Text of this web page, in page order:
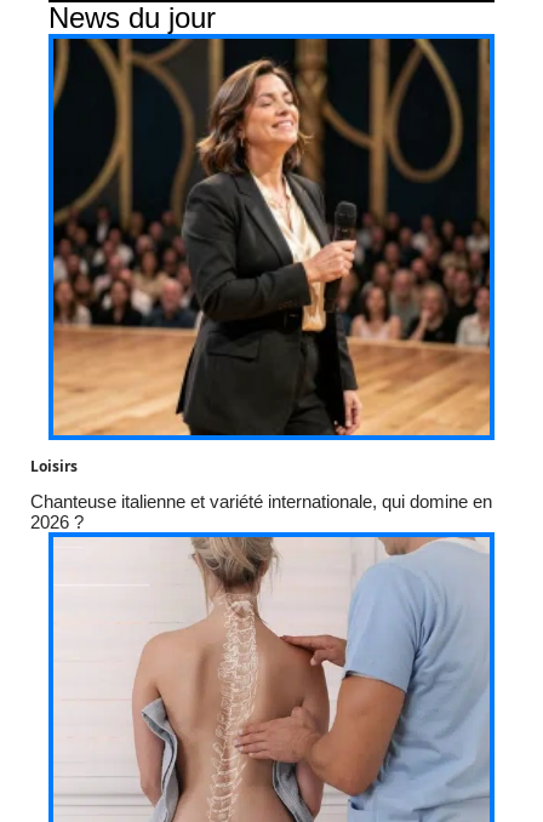
News du jour
Loisirs
Chanteuse italienne et variété internationale, qui domine en
2026 ?